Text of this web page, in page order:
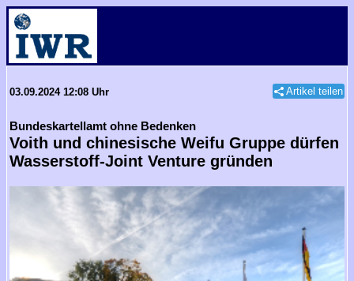
03.09.2024 12:08 Uhr Artikel teilen
Bundeskartellamt ohne Bedenken
Voith und chinesische Weifu Gruppe dürfen
Wasserstoff-Joint Venture gründen